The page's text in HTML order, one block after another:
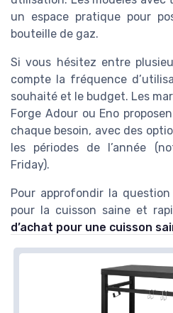
un espace pratique pour
bouteille de gaz.
Si vous hésitez entre
compte la fréquence
souhaité et le budget. Les
Forge Adour ou Eno
chaque besoin, avec des
les périodes de l’année
Friday).
Pour approfondir la
pour la cuisson saine et
d’achat pour une cuisson